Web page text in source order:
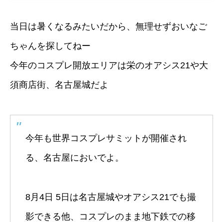
当日は暑くなるみたいだから、無理せずおいなご
ちゃんを探してねー
今年のコスプレ開放エリアは栄のオアシス21や大
須商店街、名古屋城だよ
今年も世界コスプレサミットが開催され
る、名古屋においでよ。
8月4日 5日は名古屋城やオアシス21でも撮
影できる他、コスプレのまま地下鉄での移